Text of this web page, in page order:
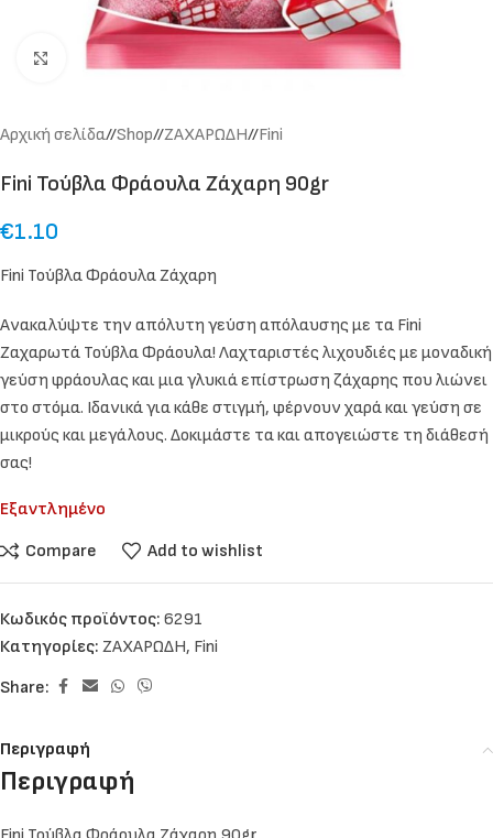
Click to enlarge
Αρχική σελίδα/ Shop/ ΖΑΧΑΡΩΔΗ/ Fini
Fini Τούβλα Φράουλα Ζάχαρη 90gr
€1.10
Fini Τούβλα Φράουλα Ζάχαρη
Ανακαλύψτε την απόλυτη γεύση απόλαυσης με τα Fini
Ζαχαρωτά Τούβλα Φράουλα! Λαχταριστές λιχουδιές με μοναδική
γεύση φράουλας και μια γλυκιά επίστρωση ζάχαρης που λιώνει
στο στόμα. Ιδανικά για κάθε στιγμή, φέρνουν χαρά και γεύση σε
μικρούς και μεγάλους. Δοκιμάστε τα και απογειώστε τη διάθεσή
σας!
Εξαντλημένο
Compare
Add to wishlist
Κωδικός προϊόντος: 6291
Κατηγορίες: ΖΑΧΑΡΩΔΗ, Fini
Share:
Περιγραφή
Περιγραφή